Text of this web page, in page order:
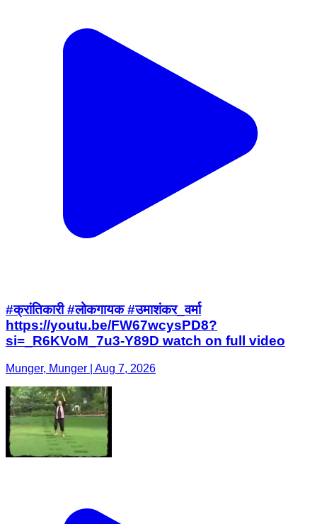
#क्रांतिकारी #लोकगायक #उमाशंकर_वर्मा
https://youtu.be/FW67wcysPD8?
si=_R6KVoM_7u3-Y89D watch on full video
Munger, Munger | Aug 7, 2026